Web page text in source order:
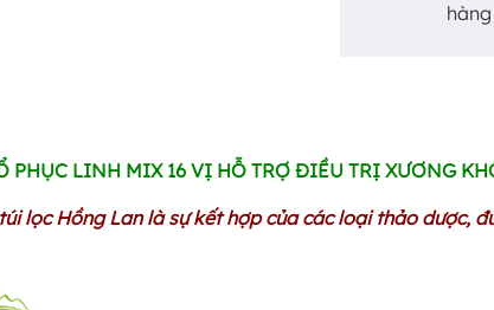
hàng
PHỤC LINH MIX 16 VỊ HỖ TRỢ ĐIỀU TRỊ XƯƠNG
lọc Hồng Lan là sự kết hợp của các loại thảo dược,